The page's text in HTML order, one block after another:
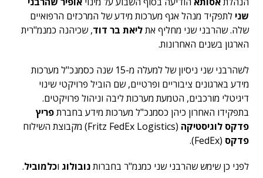
שני לתפקיד מנהל אגף מערכות מידע של המרכזים הרפואיים
שלה. שהרבני שני מחליף אתליאת בר דוד, שכיהנה כמנמ"רית
הארגון בשנים האחרונות.
לשהרבני שני ניסיון של למעלה מ-15 שנה כסמנכ"ל מערכות
מידע בארגונים ציבוריים ופרטיים, שם הוביל פרויקטי שינוי
דיגיטלי מורכבים, הטמעת מערכות ליבה וניהול פרויקטים.
בתפקידו האחרון כיהן כסמנכ"ל מערכות מידע בחברתפריץ
פדקס לוגיסטיקה (Fritz FedEx Logistics) מקבוצת השילוח
פדקס (FedEx).
לפני כן שימש שהרבני שני כמנמ"ר בחברותנובולוג וכלמוביל.